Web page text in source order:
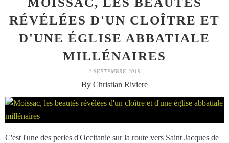
RÉVÉLÉES D'UN CLOÎTRE ET
D'UNE ÉGLISE ABBATIALE
MILLÉNAIRES
2 SEPTEMBRE 2019
By Christian Riviere
C'est l'une des perles d'Occitanie sur la route vers Saint Jacques de